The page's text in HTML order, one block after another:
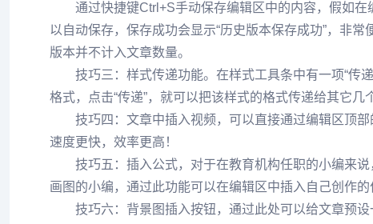
通过快捷键Ctrl+S手动保存编辑区中的内容，假如在
以自动保存，保存成功会显示“历史版本保存成功”，非
版本并不计入文章数量。
技巧三：样式传递功能。在样式工具条中有一项“传递
格式，点击“传递”，就可以把该样式的格式传递给其它几
技巧四：文章中插入视频，可以直接通过编辑区顶部
速度更快，效率更高！
技巧五：插入公式，对于在教育机构任职的小编来说
画图的小编，通过此功能可以在编辑区中插入自己创作的
技巧六：背景图插入按钮，通过此处可以给文章预设